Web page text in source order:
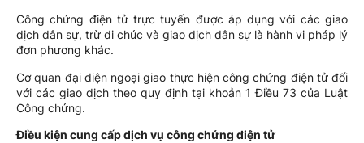
Công chứng điện tử trực tuyến được áp dụng với các giao
dịch dân sự, trừ di chúc và giao dịch dân sự là hành vi pháp lý
đơn phương khác.
Cơ quan đại diện ngoại giao thực hiện công chứng điện tử đối
với các giao dịch theo quy định tại khoản 1 Điều 73 của Luật
Công chứng.
Điều kiện cung cấp dịch vụ công chứng điện tử